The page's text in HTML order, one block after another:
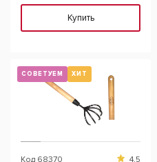
Купить
СОВЕТУЕМ ХИТ
Код 68370 4.5